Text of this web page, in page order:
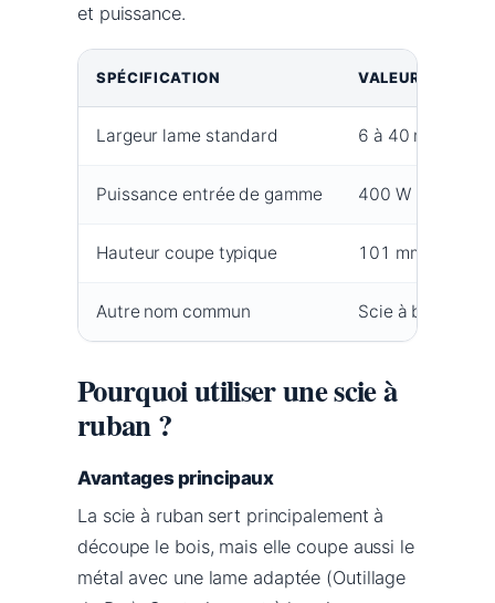
et puissance.
SPÉCIFICATION VALEUR
Largeur lame standard 6 à 40 mm
Puissance entrée de gamme 400 W
Hauteur coupe typique 101 mm
Autre nom commun Scie à bande
Pourquoi utiliser une scie à
ruban ?
Avantages principaux
La scie à ruban sert principalement à
découpe le bois, mais elle coupe aussi le
métal avec une lame adaptée (Outillage